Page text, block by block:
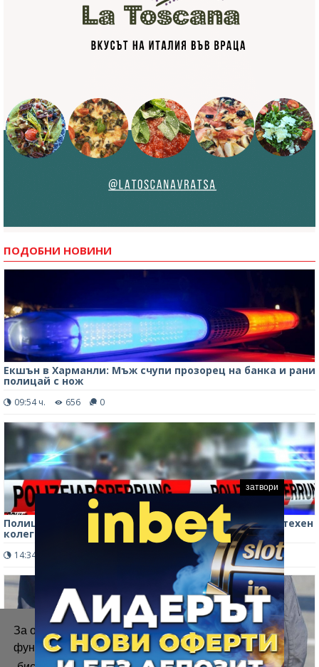
За осигуряване на правилното
функциониране на уебсайта ние използваме
ПОДОБНИ НОВИНИ
Екшън в Харманли: Мъж счупи прозорец на банка и рани
полицай с нож
09:54 ч. 656 0
Полицаи застреляха нападател с нож в Германия, техен
колега е ранен
14:34 ч.
затвори